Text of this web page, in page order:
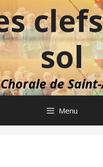
sol
de
Menu